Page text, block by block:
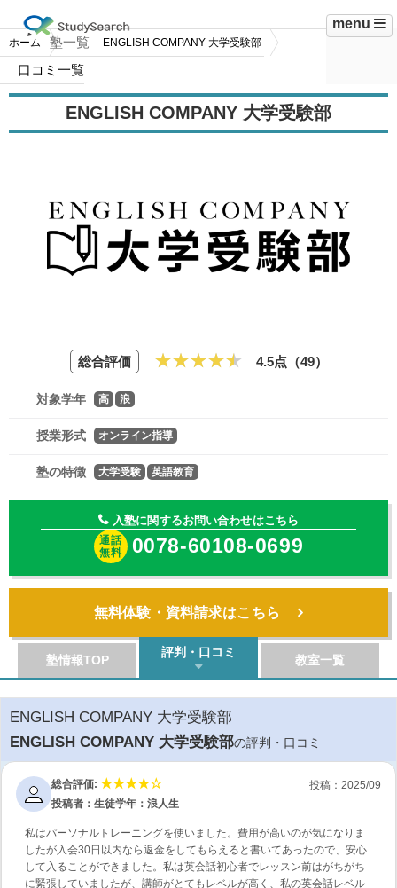
menu
ホーム 塾一覧 ENGLISH COMPANY 大学受験部
口コミ一覧
ENGLISH COMPANY 大学受験部
総合評価 4.5点（49）
対象学年 高 浪
授業形式 オンライン指導
塾の特徴 大学受験 英語教育
入塾に関するお問い合わせはこちら
通話
無料
0078-60108-0699
無料体験・資料請求はこちら
塾情報TOP
評判・口コミ
教室一覧
ENGLISH COMPANY 大学受験部
ENGLISH COMPANY 大学受験部の評判・口コミ
投稿：2025/09
総合評価:
投稿者：生徒学年：浪人生
私はパーソナルトレーニングを使いました。費用が高いのが気になりま
したが入会30日以内なら返金をしてもらえると書いてあったので、安心
して入ることができました。私は英会話初心者でレッスン前はがちがち
に緊張していましたが、講師がとてもレベルが高く、私の英会話レベル